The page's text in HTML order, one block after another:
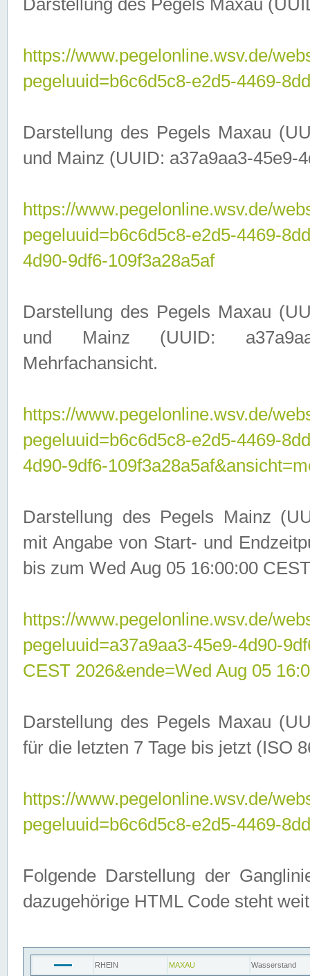
Darstellung des Pegels Maxau
https://www.pegelonline.wsv.de/
pegeluuid=b6c6d5c8-e2d5-4469-
Darstellung des Pegels Maxau
und Mainz (UUID: a37a9aa3-45e9-
https://www.pegelonline.wsv.de/
pegeluuid=b6c6d5c8-e2d5-4469-
4d90-9df6-109f3a28a5af
Darstellung des Pegels Maxau
und Mainz (UUID:
Mehrfachansicht.
https://www.pegelonline.wsv.de/
pegeluuid=b6c6d5c8-e2d5-4469-
4d90-9df6-
Darstellung des Pegels Mainz
mit Angabe von Start- und
bis zum Wed Aug 05 16:00:00
https://www.pegelonline.wsv.de/
pegeluuid=a37a9aa3-45e9-
CEST 2026&ende=Wed Aug 05
Darstellung des Pegels Maxau
für die letzten 7 Tage bis jetzt (ISO
https://www.pegelonline.wsv.de/
pegeluuid=b6c6d5c8-e2d5-4469-
Folgende Darstellung der
dazugehörige HTML Code steht